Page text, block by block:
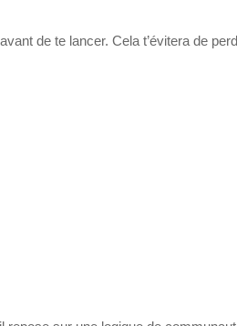
de te lancer. Cela t’évitera de